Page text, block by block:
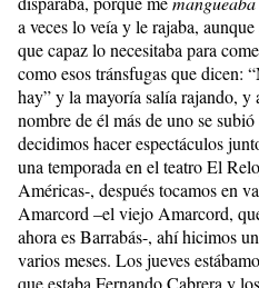
a veces lo veía y le rajaba,
que capaz lo necesitaba para
como esos tránsfugas que dicen:
hay” y la mayoría salía rajando, y
nombre de él más de uno se
decidimos hacer espectáculos
una temporada en el teatro El
Américas-, después tocamos en
Amarcord –el viejo Amarcord,
ahora es Barrabás-, ahí hicimos
varios meses. Los jueves